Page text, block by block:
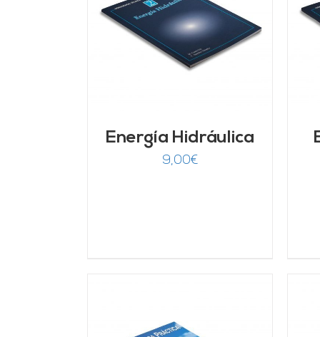
Energía Hidráulica
9,00€
AÑADIR AL CARRITO
DETALLES